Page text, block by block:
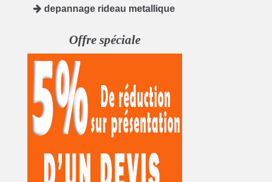
depannage rideau metallique
Offre spéciale